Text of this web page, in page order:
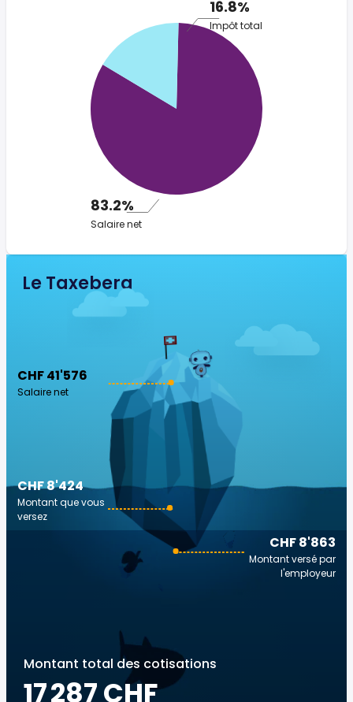
16.8%
Impôt total
83.2%
Salaire net
Le Taxeberg
CHF 41'576
Salaire net
CHF 8'863
Montant versé par
l'employeur
CHF 8'424
Montant que vous
versez
Montant total des cotisations
17 287 CHF